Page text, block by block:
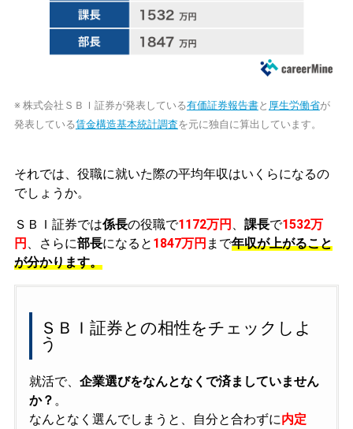
※ 株式会社ＳＢＩ証券が発表している有価証券報告書と 厚生労働省が
発表している賃金構造基本統計調査を元に独自に算出しています。
それでは、役職に就いた際の平均年収はいくらになるの
でしょうか。
ＳＢＩ証券では係長の役職で1172万円 課長で1532万
円
、さらに部長になると 1847万円 まで年収が上がること
が分かります。
ＳＢＩ証券との相性をチェックしよ
う
就活で、 企業選びをなんとなくで済ましていません
か？ 。
なんとなく選んでしまうと、自分と合わずに内定